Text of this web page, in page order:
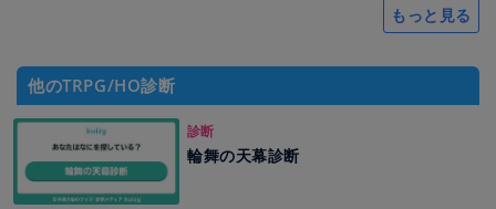
もっと見る
他のTRPG/HO診断
診断
輪舞の天幕診断